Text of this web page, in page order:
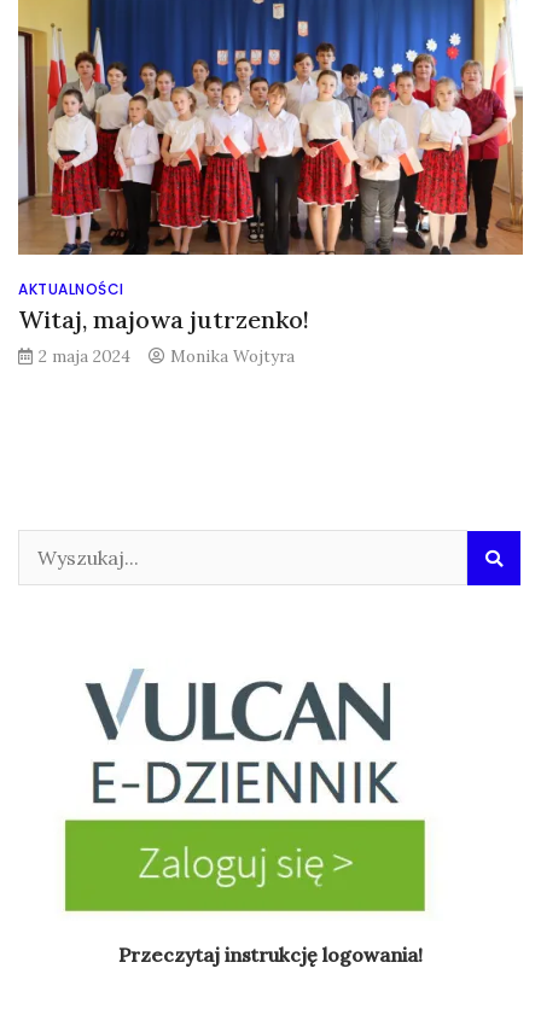
AKTUALNOŚCI
Witaj, majowa jutrzenko!
2 maja 2024 Monika Wojtyra
Przeczytaj instrukcję logowania!